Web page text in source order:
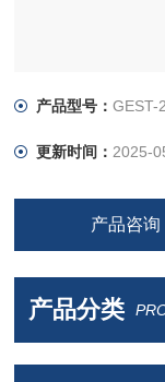
产品型号：GEST-
更新时间： 2025-
产品咨询
产品分类